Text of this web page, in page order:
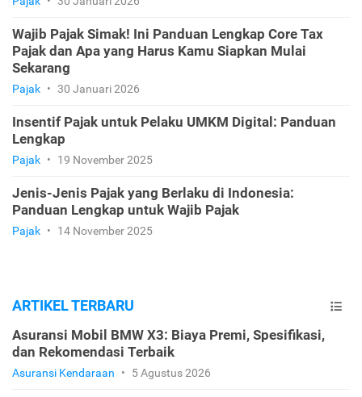
Wajib Pajak Simak! Ini Panduan Lengkap Core Tax
Pajak dan Apa yang Harus Kamu Siapkan Mulai
Sekarang
Pajak • 30 Januari 2026
Insentif Pajak untuk Pelaku UMKM Digital: Panduan
Lengkap
Pajak • 19 November 2025
Jenis-Jenis Pajak yang Berlaku di Indonesia:
Panduan Lengkap untuk Wajib Pajak
Pajak • 14 November 2025
ARTIKEL TERBARU
Asuransi Mobil BMW X3: Biaya Premi, Spesifikasi,
dan Rekomendasi Terbaik
Asuransi Kendaraan • 5 Agustus 2026